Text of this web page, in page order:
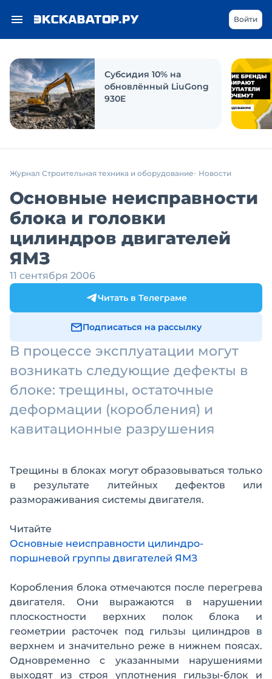
Войти
Субсидия 10% на
обновлённый LiuGong
930E
Журнал Строительная техника и оборудование Новости
Основные неисправности
блока и головки
цилиндров двигателей
ЯМЗ
11 сентября 2006
Читать в Телеграме
Подписаться на рассылку
В процессе эксплуатации могут
возникать следующие дефекты в
блоке: трещины, остаточные
деформации (коробления) и
кавитационные разрушения
Трещины в блоках могут образовываться только
в результате литейных дефектов или
размораживания системы двигателя.
Читайте
Основные неисправности цилиндро-
поршневой группы двигателей ЯМЗ
Коробления блока отмечаются после перегрева
двигателя. Они выражаются в нарушении
плоскостности верхних полок блока и
геометрии расточек под гильзы цилиндров в
верхнем и значительно реже в нижнем поясах.
Одновременно с указанными нарушениями
выходят из строя уплотнения гильзы-блок и